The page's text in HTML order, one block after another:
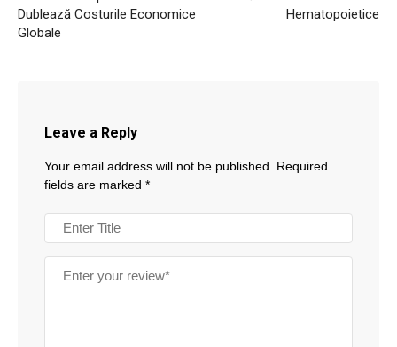
Dublează Costurile Economice
Globale
Hematopoietice
Leave a Reply
Your email address will not be published.
Required
fields are marked *